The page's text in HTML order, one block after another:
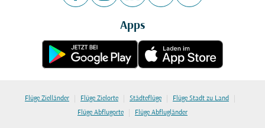
Apps
Flüge Zielländer | Flüge Zielorte | Städteflüge | Flüge Stadt zu Land |
Flüge Abflugorte | Flüge Abflugländer